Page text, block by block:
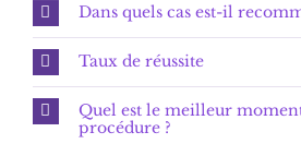
Dans quels cas est-il
Taux de réussite
Quel est le meilleur
procédure ?